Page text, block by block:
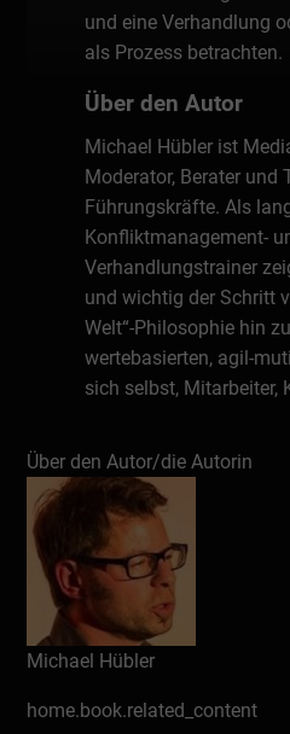
und eine Verhandlung
als Prozess betrachten.
Über den Autor
Michael Hübler ist
Moderator, Berater und
Führungskräfte. Als
Konfliktmanagement-
Verhandlungstrainer
und wichtig der Schritt
Welt“-Philosophie hin
wertebasierten, agil-
sich selbst, Mitarbeiter,
Schreiben Sie
Über den Autor/die Autorin
Michael Hübler
home.book.related_content